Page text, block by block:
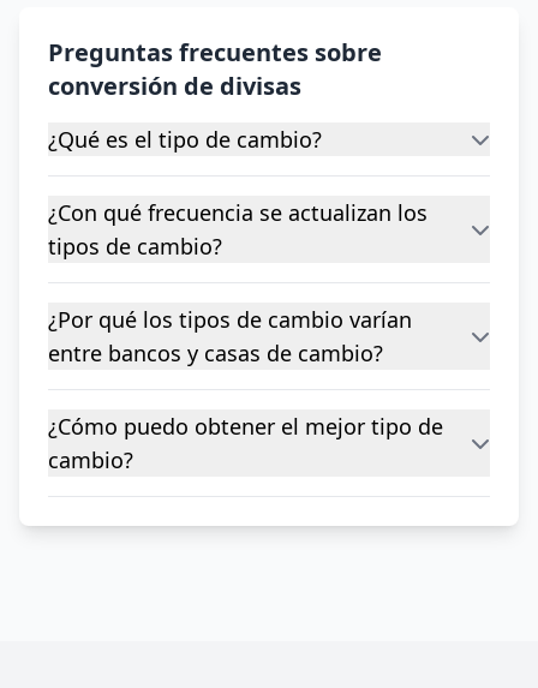
Preguntas frecuentes sobre
conversión de divisas
¿Qué es el tipo de cambio?
¿Con qué frecuencia se actualizan los
tipos de cambio?
¿Por qué los tipos de cambio varían
entre bancos y casas de cambio?
¿Cómo puedo obtener el mejor tipo de
cambio?